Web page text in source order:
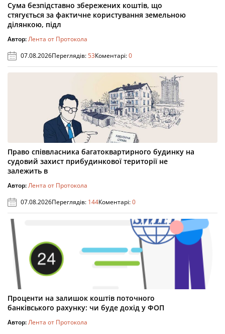
Сума безпідставно збережених коштів, що
стягується за фактичне користування земельною
ділянкою, підл
Автор:Лента от Протокола
07.08.2026Переглядів:53Коментарі:0
Право співвласника багатоквартирного будинку на
судовий захист прибудинкової території не
залежить в
Автор:Лента от Протокола
07.08.2026Переглядів: 144Коментарі:0
Проценти на залишок коштів поточного
банківського рахунку: чи буде дохід у ФОП
Автор:Лента от Протокола